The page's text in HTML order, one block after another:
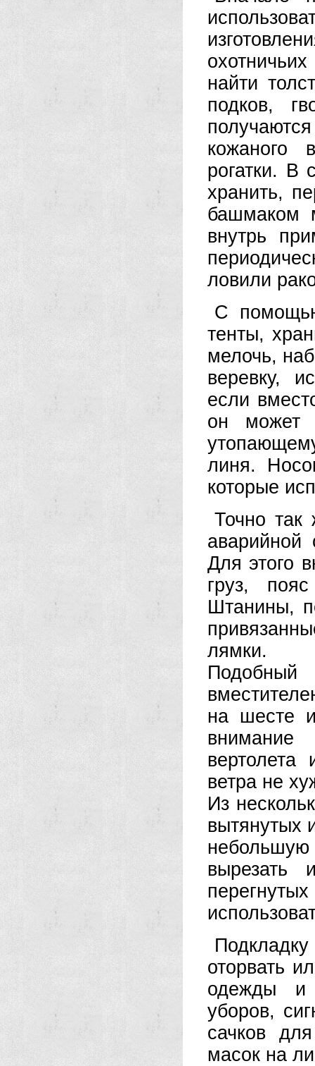
найти
подков,
кожаного
рогатки. В
хранить,
башмаком
внутрь
ловили
С
тенты,
мелочь,
веревку,
если
он может
линя.
которые
Точно
аварийной
Для этого
груз,
Штанины,
лямки.
Подобный
на шесте
внимание
ветра не
Из
вытянутых
небольшую
вырезать
оторвать
одежды и
уборов,
сачков
масок на